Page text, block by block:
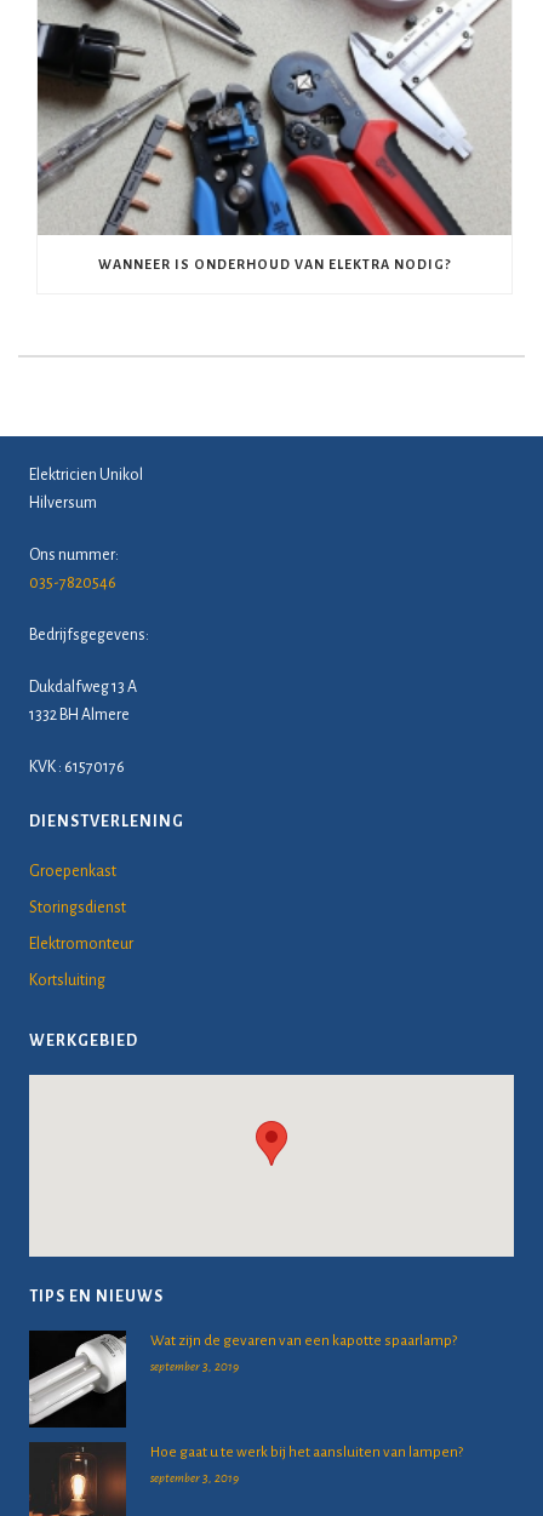
WANNEER IS ONDERHOUD VAN ELEKTRA NODIG?
Elektricien Unikol
Hilversum
Ons nummer:
035-7820546
Bedrijfsgegevens:
Dukdalfweg 13 A
1332 BH Almere
KVK : 61570176
DIENSTVERLENING
Groepenkast
Storingsdienst
Elektromonteur
Kortsluiting
WERKGEBIED
TIPS EN NIEUWS
Wat zijn de gevaren van een kapotte spaarlamp?
september 3, 2019
Hoe gaat u te werk bij het aansluiten van lampen?
september 3, 2019